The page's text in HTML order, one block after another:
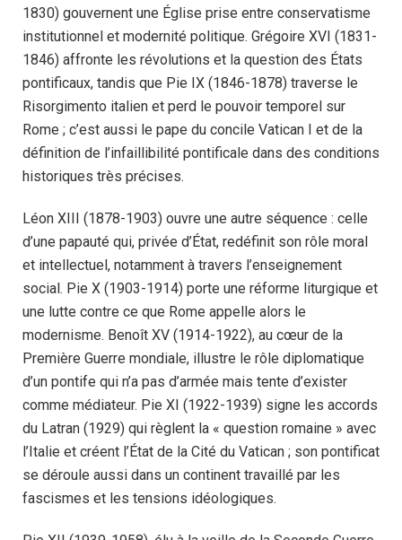
1830) gouvernent une Église prise entre conservatisme
institutionnel et modernité politique. Grégoire XVI (1831-
1846) affronte les révolutions et la question des États
pontificaux, tandis que Pie IX (1846-1878) traverse le
Risorgimento italien et perd le pouvoir temporel sur
Rome ; c’est aussi le pape du concile Vatican I et de la
définition de l’infaillibilité pontificale dans des conditions
historiques très précises.
Léon XIII (1878-1903) ouvre une autre séquence : celle
d’une papauté qui, privée d’État, redéfinit son rôle moral
et intellectuel, notamment à travers l’enseignement
social. Pie X (1903-1914) porte une réforme liturgique et
une lutte contre ce que Rome appelle alors le
modernisme. Benoît XV (1914-1922), au cœur de la
Première Guerre mondiale, illustre le rôle diplomatique
d’un pontife qui n’a pas d’armée mais tente d’exister
comme médiateur. Pie XI (1922-1939) signe les accords
du Latran (1929) qui règlent la « question romaine » avec
l’Italie et créent l’État de la Cité du Vatican ; son pontificat
se déroule aussi dans un continent travaillé par les
fascismes et les tensions idéologiques.